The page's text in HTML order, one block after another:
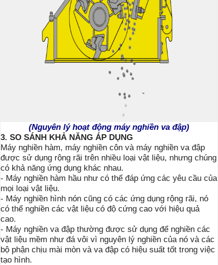
(Nguyên lý hoạt động máy nghiền va đập)
3. SO SÁNH KHẢ NĂNG ÁP DỤNG
Máy nghiền hàm, máy nghiền côn và máy nghiền va đập
được sử dụng rộng rãi trên nhiều loại vật liệu, nhưng chúng
có khả năng ứng dụng khác nhau.
- Máy nghiền hàm hầu như có thể đáp ứng các yêu cầu của
mọi loại vật liệu.
- Máy nghiền hình nón cũng có các ứng dụng rộng rãi, nó
có thể nghiền các vật liệu có độ cứng cao với hiệu quả
cao.
- Máy nghiền va đập thường được sử dụng để nghiền các
vật liệu mềm như đá vôi vì nguyên lý nghiền của nó và các
bộ phận chịu mài mòn và va đập có hiệu suất tốt trong việc
tạo hình.